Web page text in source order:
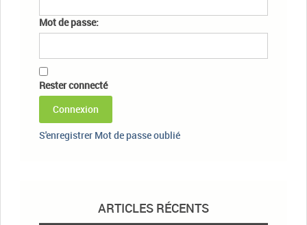
Mot de passe:
Rester connecté
Connexion
S'enregistrer Mot de passe oublié
ARTICLES RÉCENTS